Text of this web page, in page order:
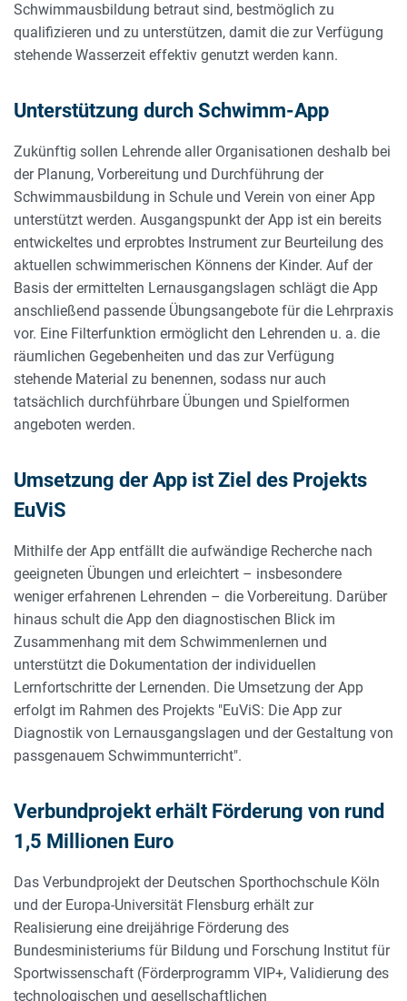
Schwimmausbildung betraut sind, bestmöglich zu
qualifizieren und zu unterstützen, damit die zur Verfügung
stehende Wasserzeit effektiv genutzt werden kann.
Unterstützung durch Schwimm-App
Zukünftig sollen Lehrende aller Organisationen deshalb bei
der Planung, Vorbereitung und Durchführung der
Schwimmausbildung in Schule und Verein von einer App
unterstützt werden. Ausgangspunkt der App ist ein bereits
entwickeltes und erprobtes Instrument zur Beurteilung des
aktuellen schwimmerischen Könnens der Kinder. Auf der
Basis der ermittelten Lernausgangslagen schlägt die App
anschließend passende Übungsangebote für die Lehrpraxis
vor. Eine Filterfunktion ermöglicht den Lehrenden u. a. die
räumlichen Gegebenheiten und das zur Verfügung
stehende Material zu benennen, sodass nur auch
tatsächlich durchführbare Übungen und Spielformen
angeboten werden.
Umsetzung der App ist Ziel des Projekts
EuViS
Mithilfe der App entfällt die aufwändige Recherche nach
geeigneten Übungen und erleichtert – insbesondere
weniger erfahrenen Lehrenden – die Vorbereitung. Darüber
hinaus schult die App den diagnostischen Blick im
Zusammenhang mit dem Schwimmenlernen und
unterstützt die Dokumentation der individuellen
Lernfortschritte der Lernenden. Die Umsetzung der App
erfolgt im Rahmen des Projekts "EuViS: Die App zur
Diagnostik von Lernausgangslagen und der Gestaltung von
passgenauem Schwimmunterricht".
Verbundprojekt erhält Förderung von rund
1,5 Millionen Euro
Das Verbundprojekt der Deutschen Sporthochschule Köln
und der Europa-Universität Flensburg erhält zur
Realisierung eine dreijährige Förderung des
Bundesministeriums für Bildung und Forschung Institut für
Sportwissenschaft (Förderprogramm VIP+, Validierung des
technologischen und gesellschaftlichen